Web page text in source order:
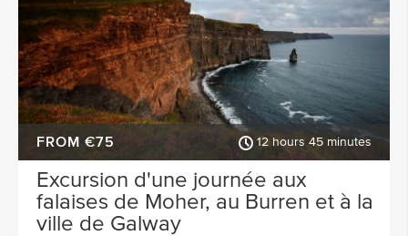
FROM €75 12 hours 45 minutes
Excursion d'une journée aux
falaises de Moher, au Burren et à la
ville de Galway